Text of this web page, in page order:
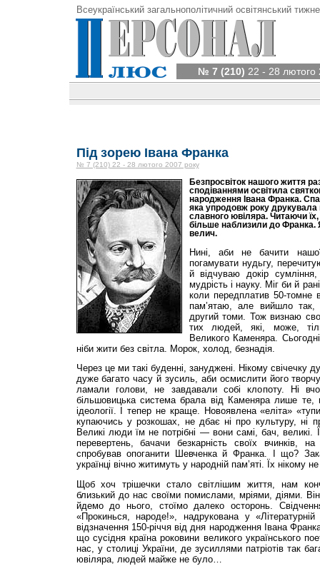
Всеукраїнський загальнополітичний освітянський
№ 7 (210) 22 - 28 лютого
Під зорею Івана Франка
№ 7 (210) 22 - 28 лютого 2007 року
Безпросвіток нашого життя
сподіваннями освітила
народження Івана Франка.
яка упродовж року друкувала
славного ювіляра. Читаючи
більше наблизили до Франка.
велич.
Нині, аби не бачити
погамувати нудьгу,
й відчуваю докір
мудрість і науку. Міг би й
коли передплатив 50-томне
пам’ятаю, але вийшло
другий томи. Тож визнаю
тих людей, які, може,
Великого Каменяра.
ніби жити без світла. Морок, холод, безнадія.
Через це ми такі буденні, зануджені. Нікому свічечку
дуже багато часу й зусиль, аби осмислити його
ламали голови, не завдавали собі клопоту. Ні
більшовицька система брала від Каменяра лише те,
ідеології. І тепер не краще. Новоявлена «еліта»
купаючись у розкошах, не дбає ні про культуру, ні
Великі люди їм не потрібні — вони самі, бач,
перевертень, бачачи безкарність своїх вчинків,
спробував опоганити Шевченка й Франка. І що?
українці вічно житимуть у народній пам’яті. Їх нікому
Щоб хоч трішечки стало світлішим життя, нам
близький до нас своїми помислами, мріями, діями.
йдемо до нього, стоїмо далеко осторонь.
«Прокинься, народе!», надрукована у
відзначення 150-річчя від дня народження Івана
що сусідня країна роковини великого укра­їн­ського
нас, у столиці України, де зусиллями патріотів так
ювіляра, людей майже не було…